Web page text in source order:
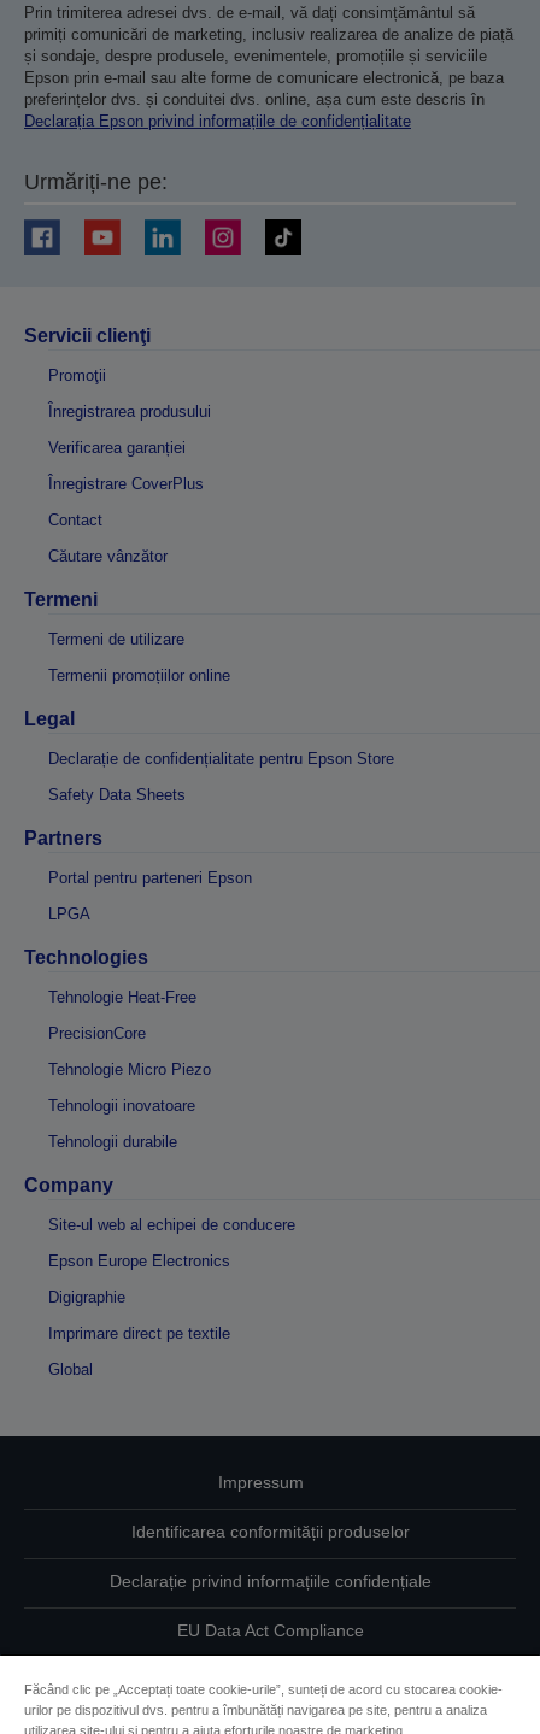
Prin trimiterea adresei dvs. de e-mail, vă dați consimțământul să
primiți comunicări de marketing, inclusiv realizarea de analize de piață
și sondaje, despre produsele, evenimentele, promoțiile și serviciile
Epson prin e-mail sau alte forme de comunicare electronică, pe baza
preferințelor dvs. și conduitei dvs. online, așa cum este descris în
Declarația Epson privind informațiile de confidențialitate
Urmăriți-ne pe:
Servicii clienţi
Promoţii
Înregistrarea produsului
Verificarea garanției
Înregistrare CoverPlus
Contact
Căutare vânzător
Termeni
Termeni de utilizare
Termenii promoțiilor online
Legal
Declarație de confidențialitate pentru Epson Store
Safety Data Sheets
Partners
Portal pentru parteneri Epson
LPGA
Technologies
Tehnologie Heat-Free
PrecisionCore
Tehnologie Micro Piezo
Tehnologii inovatoare
Tehnologii durabile
Company
Site-ul web al echipei de conducere
Epson Europe Electronics
Digigraphie
Imprimare direct pe textile
Global
Impressum
Identificarea conformității produselor
Declarație privind informațiile confidențiale
EU Data Act Compliance
Informaţii despre modulele cookie
Făcând clic pe „Acceptați toate cookie-urile”, sunteți de acord cu stocarea cookie-
urilor pe dispozitivul dvs. pentru a îmbunătăți navigarea pe site, pentru a analiza
utilizarea site-ului și pentru a ajuta eforturile noastre de marketing.